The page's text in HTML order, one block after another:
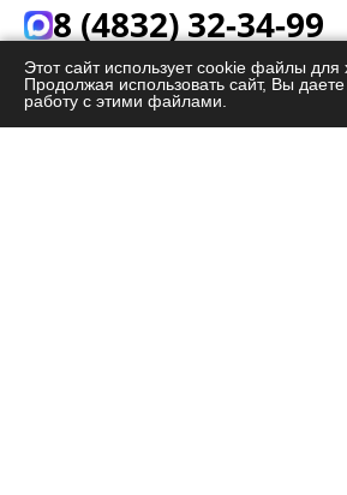
8 (4832) 32-34-99
24/7. Звонок бесплатный. 100%
info@help-narco.ru
Этот сайт использует cookie файлы для
Продолжая использовать сайт, Вы
работу с этими файлами.